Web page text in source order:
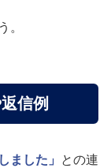
。
信例
ました」
との連